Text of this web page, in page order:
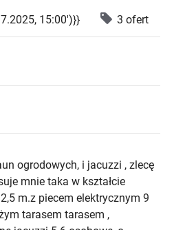
15:00')}} 3 ofert
ogrodowych, i jacuzzi , zlecę
mnie taka w kształcie
m.z piecem elektrycznym 9
tarasem tarasem ,